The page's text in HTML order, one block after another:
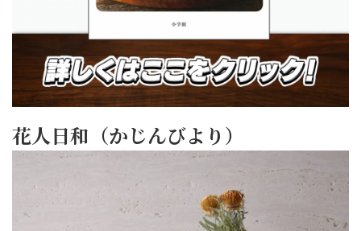
花人日和（かじんびより）